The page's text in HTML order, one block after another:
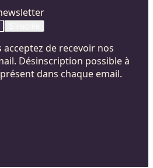
acceptez de recevoir nos
Désinscription possible à
dans chaque email.